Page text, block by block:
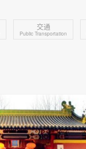
交通
Public Transportation